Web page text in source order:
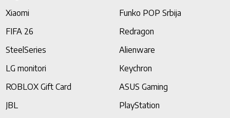
Xiaomi
Funko POP Srbija
FIFA 26
Redragon
SteelSeries
Alienware
LG monitori
Keychron
ROBLOX Gift Card
ASUS Gaming
JBL
PlayStation